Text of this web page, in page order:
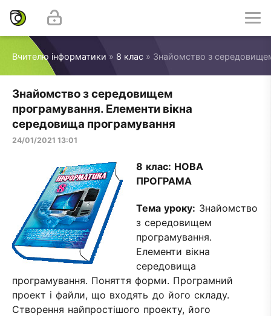
Вчителю інформатики » 8 клас » Знайомство з
Знайомство з середовищем
програмування. Елементи вікна
середовища програмування
24/01/2021 13:01
8 клас: НОВА
ПРОГРАМА
Тема уроку: Знайомство
з середовищем
програмування.
Елементи вікна
середовища
програмування. Поняття форми. Програмний
проект і файли, що входять до його складу.
Створення найпростішого проекту, його